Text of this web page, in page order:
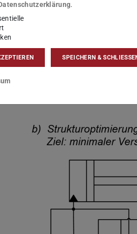
da für jede Kombination
ein Notlauf
soll dies in einem ersten
werden. Um die
iterativ besonders kritische
.
SPEICHERN &